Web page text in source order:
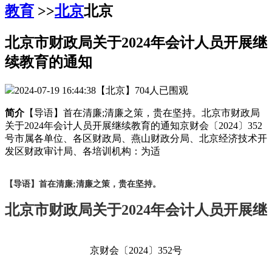
教育 >>北京北京
北京市财政局关于2024年会计人员开展继
续教育的通知
2024-07-19 16:44:38 【北京】 704人已围观
简介【导语】首在清廉;清廉之策，贵在坚持。北京市财政局
关于2024年会计人员开展继续教育的通知京财会〔2024〕352
号市属各单位、各区财政局、燕山财政分局、北京经济技术开
发区财政审计局、各培训机构：为适
【导语】首在清廉;清廉之策，贵在坚持。
北京市财政局关于2024年会计人员开展继
京财会〔2024〕352号